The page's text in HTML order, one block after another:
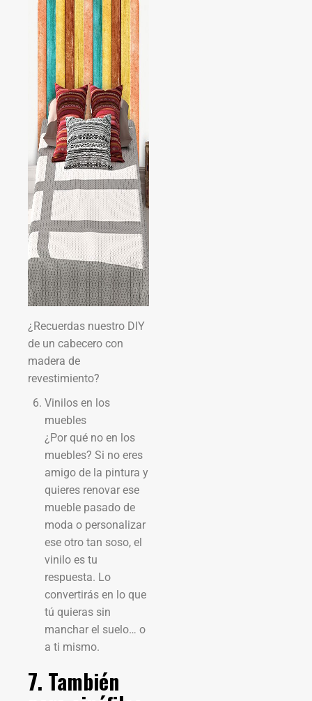
¿Recuerdas nuestro DIY
de un cabecero con
madera de
revestimiento?
Vinilos en los
muebles
¿Por qué no en los
muebles? Si no eres
amigo de la pintura y
quieres renovar ese
mueble pasado de
moda o personalizar
ese otro tan soso, el
vinilo es tu
respuesta. Lo
convertirás en lo que
tú quieras sin
manchar el suelo… o
a ti mismo.
7. También